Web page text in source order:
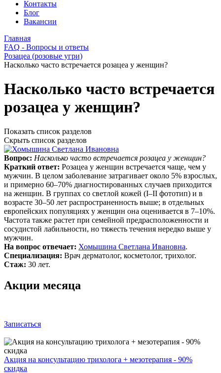
Контакты
Блог
Вакансии
Главная
FAQ - Вопросы и ответы
Розацеа (розовые угри)
Насколько часто встречается розацеа у женщин?
Насколько часто встречается
розацеа у женщин?
Показать список разделов
Скрыть список разделов
Вопрос: Насколько часто встречается розацеа у женщин?
Краткий ответ: Розацеа у женщин встречается чаще, чем у
мужчин. В целом заболевание затрагивает около 5% взрослых,
и примерно 60–70% диагностированных случаев приходится
на женщин. В группах со светлой кожей (I–II фототип) и в
возрасте 30–50 лет распространенность выше; в отдельных
европейских популяциях у женщин она оценивается в 7–10%.
Частота также растет при семейной предрасположенности и
сосудистой лабильности, но тяжесть течения нередко выше у
мужчин.
На вопрос отвечает: Хомышина Светлана Ивановна.
Специализация: Врач дерматолог, косметолог, трихолог.
Стаж: 30 лет.
Акции месяца
Записаться
Акция на консультацию трихолога + мезотерапия - 90%
скидка